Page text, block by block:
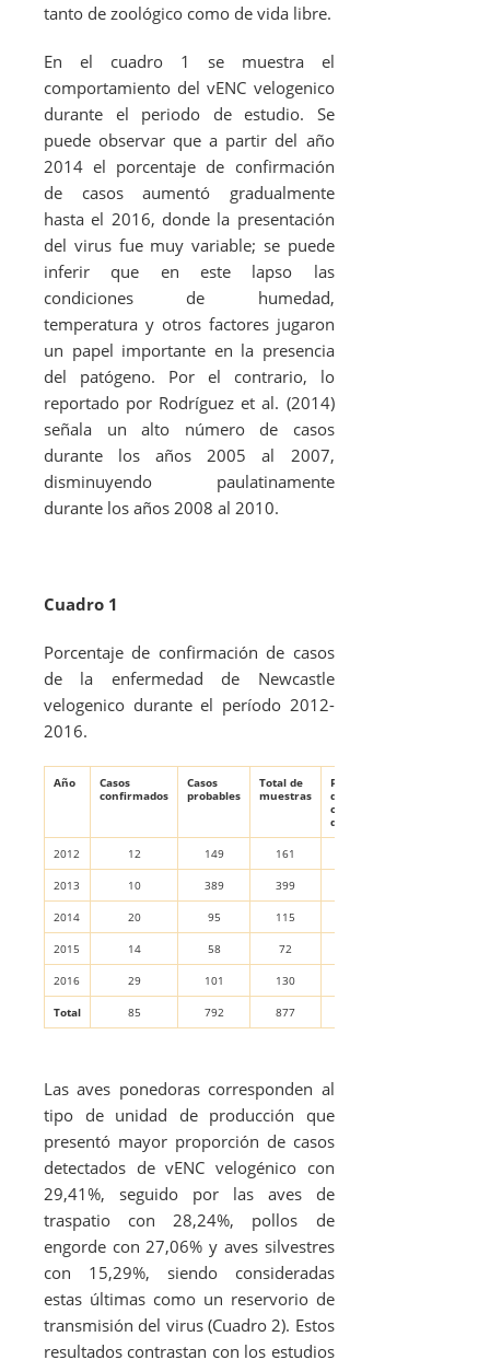
tanto de zoológico como de vida libre.
En el cuadro 1 se muestra el
comportamiento del vENC velogenico
durante el periodo de estudio. Se
puede observar que a partir del año
2014 el porcentaje de confirmación
de casos aumentó gradualmente
hasta el 2016, donde la presentación
del virus fue muy variable; se puede
inferir que en este lapso las
condiciones de humedad,
temperatura y otros factores jugaron
un papel importante en la presencia
del patógeno. Por el contrario, lo
reportado por Rodríguezet al. (2014)
señala un alto número de casos
durante los años 2005 al 2007,
disminuyendo paulatinamente
durante los años 2008 al 2010.
Cuadro 1
Porcentaje de confirmación de casos
de la enfermedad de Newcastle
velogenico durante el período 2012-
2016.
Año
Casos
confirmados
Casos
probables
Total de
muestras
Porcentaje
de
confirmación
de casos (%)
2012 12 149 161
2013 10 389 399
2014 20 95 115
2015 14 58 72
2016 29 101 130
Total 85 792 877
Las aves ponedoras corresponden al
tipo de unidad de producción que
presentó mayor proporción de casos
detectados de vENC velogénico con
29,41%, seguido por las aves de
traspatio con 28,24%, pollos de
engorde con 27,06% y aves silvestres
con 15,29%, siendo consideradas
estas últimas como un reservorio de
transmisión del virus (Cuadro 2). Estos
resultados contrastan con los estudios